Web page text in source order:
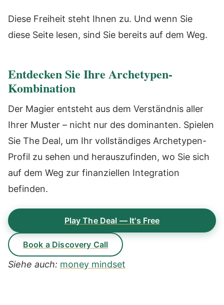
Diese Freiheit steht Ihnen zu. Und wenn Sie
diese Seite lesen, sind Sie bereits auf dem Weg.
Entdecken Sie Ihre Archetypen-
Kombination
Der Magier entsteht aus dem Verständnis aller
Ihrer Muster – nicht nur des dominanten. Spielen
Sie The Deal, um Ihr vollständiges Archetypen-
Profil zu sehen und herauszufinden, wo Sie sich
auf dem Weg zur finanziellen Integration
befinden.
Play The Deal — It's Free
Book a Discovery Call
Siehe auch: money mindset